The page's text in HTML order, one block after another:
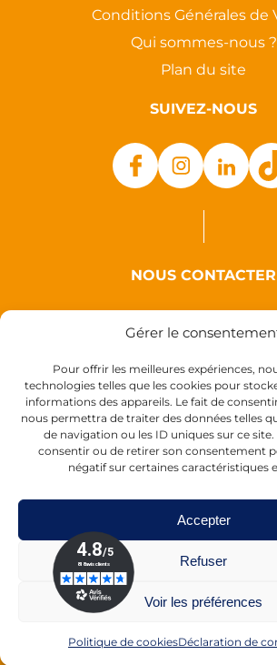
Gérer le
Pour offrir les meilleures expériences,
technologies telles que les cookies pour
informations des appareils. Le fait de
nous permettra de traiter des données telles
de navigation ou les ID uniques sur ce site.
consentir ou de retirer son consentement
négatif sur certaines caractéristiques
Accepter
Refuser
Voir les préférences
Politique de cookiesDéclaration de
Conditions Générales de
Qui sommes-nous ?
Plan du site
SUIVEZ-NOUS
NOUS CONTACTER
Auxence
44110 Louisfert
France
Tél :
de 9h à 17h30
Email :
©2026 COLORPOP